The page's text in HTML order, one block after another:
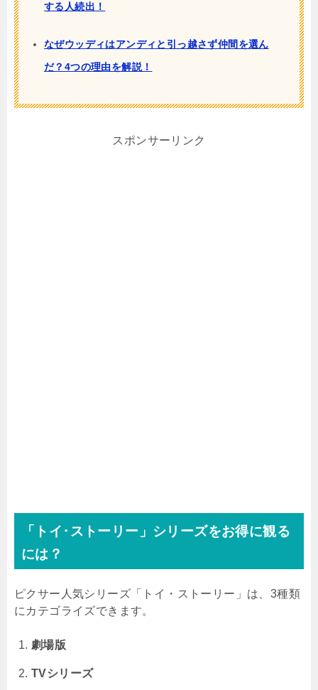
する人続出！
なぜウッディはアンディと引っ越さず仲間を選ん
だ？4つの理由を解説！
スポンサーリンク
「トイ･ストーリー」シリーズをお得に観る
には？
ピクサー人気シリーズ「トイ・ストーリー」は、3種類
にカテゴライズできます。
劇場版
TVシリーズ